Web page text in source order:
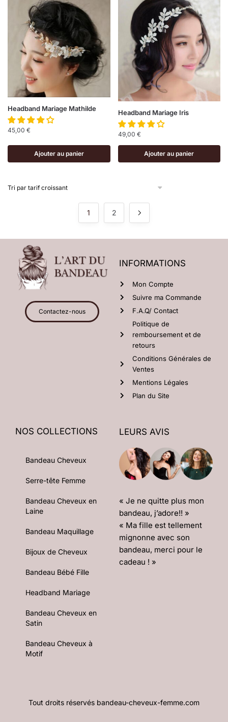
Headband Mariage Mathilde
45,00 €
Ajouter au panier
Headband Mariage Iris
49,00 €
Ajouter au panier
1 2
Contactez-nous
INFORMATIONS
Mon Compte
Suivre ma Commande
F.A.Q/ Contact
Politique de
remboursement et de
retours
Conditions Générales de
Ventes
Mentions Légales
Plan du Site
NOS COLLECTIONS
Bandeau Cheveux
Serre-tête Femme
Bandeau Cheveux en
Laine
Bandeau Maquillage
Bijoux de Cheveux
Bandeau Bébé Fille
Headband Mariage
Bandeau Cheveux en
Satin
Bandeau Cheveux à
Motif
LEURS AVIS
« Je ne quitte plus mon
bandeau, j’adore!! »
« Ma fille est tellement
mignonne avec son
bandeau, merci pour le
cadeau ! »
Tout droits réservés bandeau-cheveux-femme.com